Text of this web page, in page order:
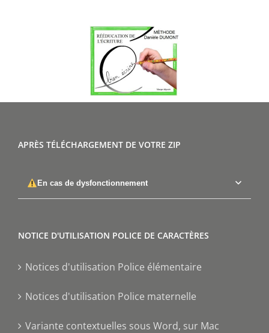
APRÈS TÉLÉCHARGEMENT DE VOTRE ZIP
En cas de dysfonctionnement
NOTICE D'UTILISATION POLICE DE CARACTÈRES
Notices d'utilisation Police élémentaire
Notices d'utilisation Police maternelle
Variante contextuelles sous Word, sur Mac